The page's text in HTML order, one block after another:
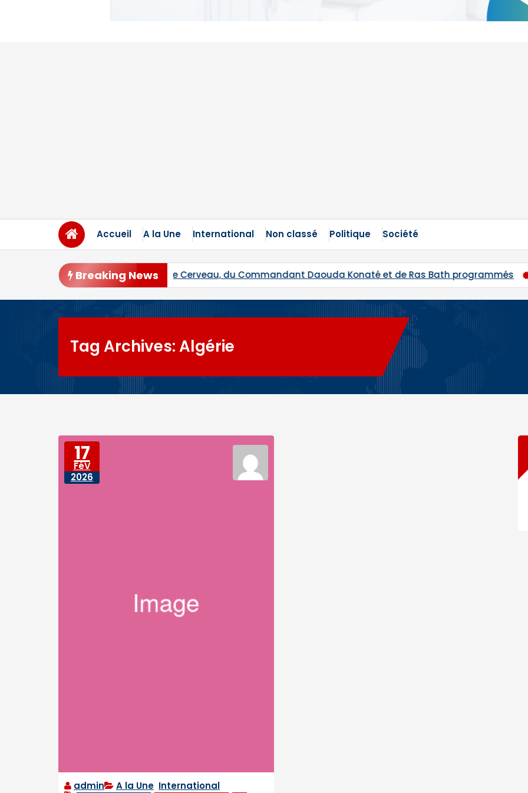
Accueil A la Une International Non classé Politique Société
Breaking News
le Cerveau, du Commandant Daouda Konaté et de Ras Bath programmés Hadj 2026 : départ du premier
Tag Archives: Algérie
17
FéV
2026
admin A la Une International